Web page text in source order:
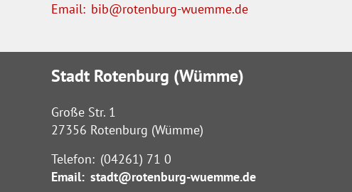
Email: bib@rotenburg-wuemme.de
Stadt Rotenburg (Wümme)
Große Str. 1
27356 Rotenburg (Wümme)
Telefon: (04261) 71 0
Email: stadt@rotenburg-wuemme.de